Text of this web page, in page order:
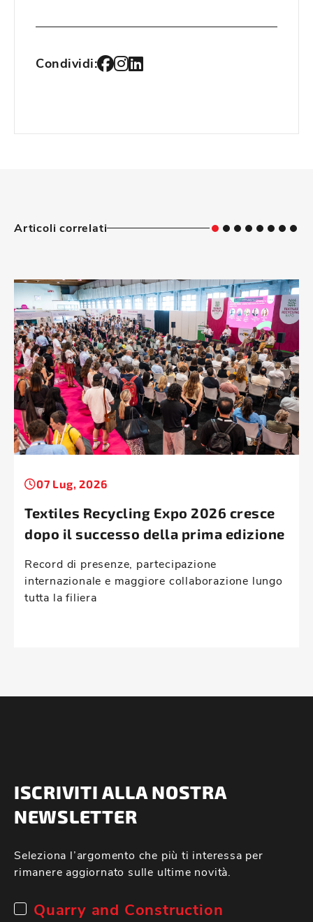
Condividi:
Articoli correlati
07 Lug, 2026
Textiles Recycling Expo 2026 cresce
dopo il successo della prima edizione
Record di presenze, partecipazione
internazionale e maggiore collaborazione lungo
tutta la filiera
ISCRIVITI ALLA NOSTRA
NEWSLETTER
Seleziona l’argomento che più ti interessa per
rimanere aggiornato sulle ultime novità.
Quarry and Construction